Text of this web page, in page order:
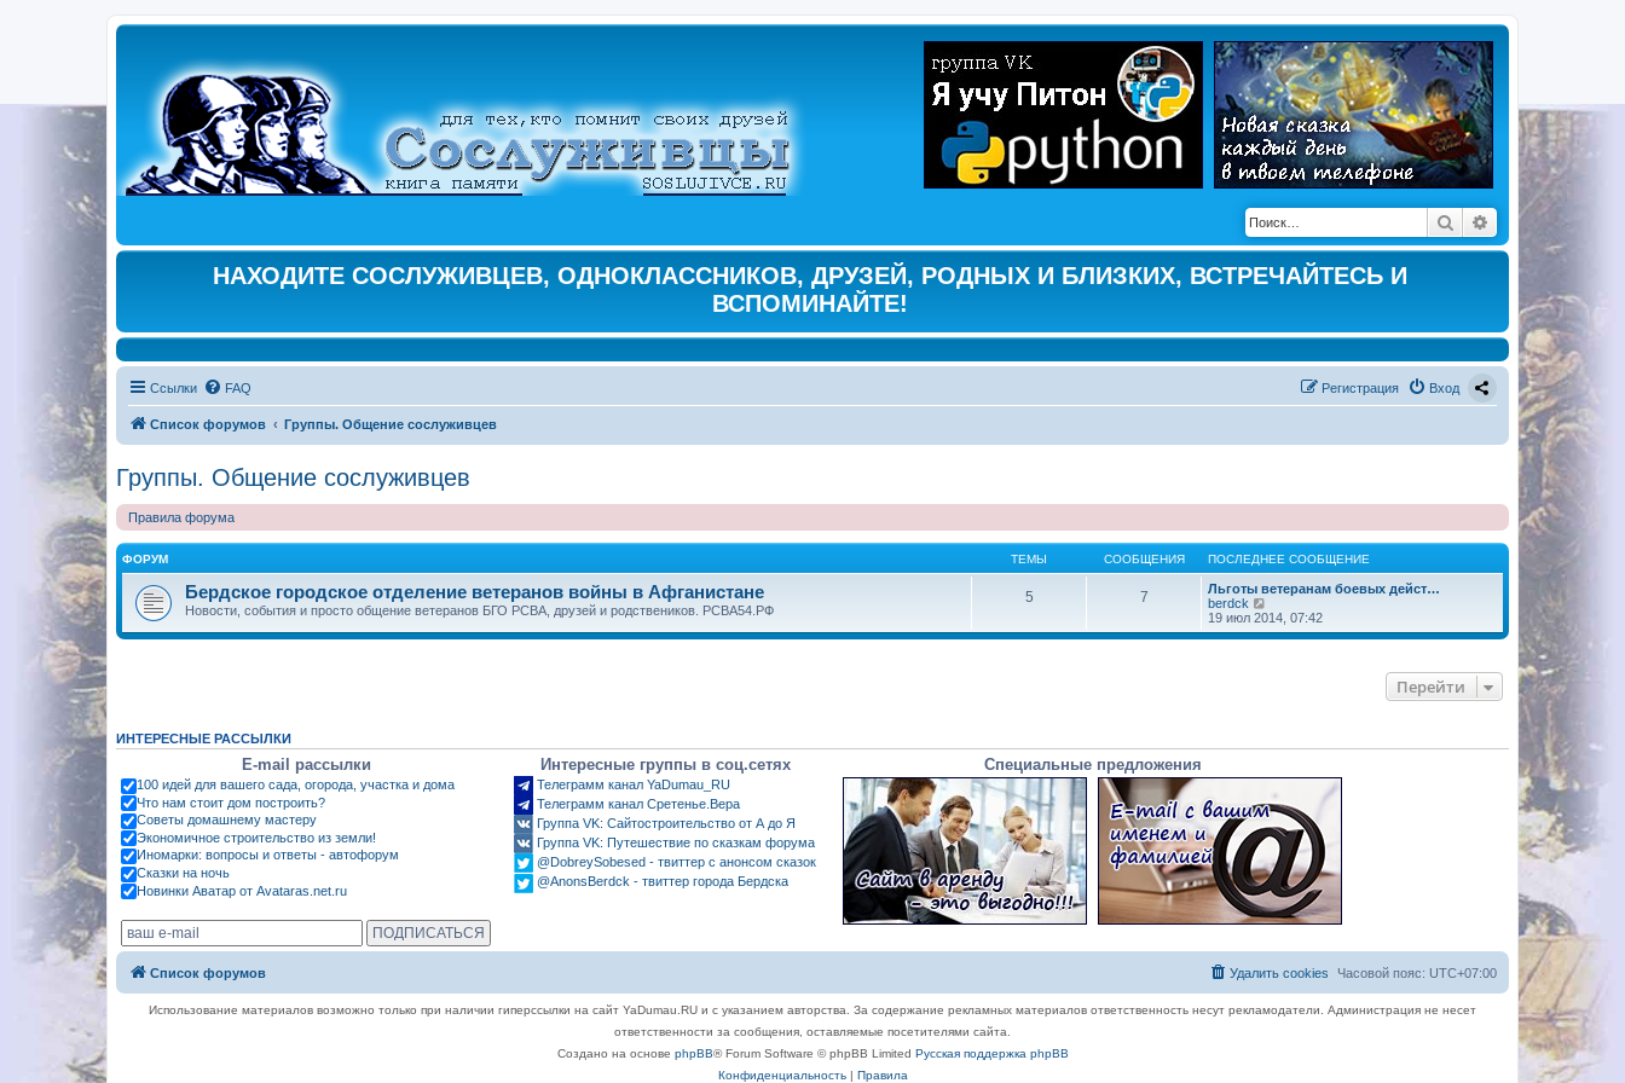
Поиск Расширенный
НАХОДИТЕ СОСЛУЖИВЦЕВ, ОДНОКЛАССНИКОВ, ДРУЗЕЙ, РОДНЫХ И БЛИЗКИХ, ВСТРЕЧАЙТЕСЬ И
ВСПОМИНАЙТЕ!
Ссылки FAQ Вход
Регистрация
Список форумов Группы. Общение сослуживцев
Группы. Общение сослуживцев
Правила форума
ФОРУМ ТЕМЫ СООБЩЕНИЯ ПОСЛЕДНЕЕ СООБЩЕНИЕ
Бердское городское отделение ветеранов войны в Афганистане
Новости, события и просто общение ветеранов БГО РСВА, друзей и родствеников. РСВА54.РФ
5 7
Льготы ветеранам боевых дейст…
berdck
е
р
с
е
н
е
м
с
о
о
б
щ
н
ю
19 июл 2014, 07:42
Перейти
ИНТЕРЕСНЫЕ РАССЫЛКИ
E-mail рассылки
100 идей для вашего сада, огорода, участка и дома
Что нам стоит дом построить?
Советы домашнему мастеру
Экономичное строительство из земли!
Иномарки: вопросы и ответы - автофорум
Сказки на ночь
Новинки Аватар от Avataras.net.ru
Интересные группы в соц.сетях
Телеграмм канал YaDumau_RU
Телеграмм канал Сретенье.Вера
Группа VK: Сайтостроительство от А до Я
Группа VK: Путешествие по сказкам форума
@DobreySobesed - твиттер с анонсом сказок
@AnonsBerdck - твиттер города Бердска
Специальные предложения
Список форумов Часовой пояс: UTC+07:00
Удалить cookies
Использование материалов возможно только при наличии гиперссылки на сайт YaDumau.RU и с указанием авторства. За содержание рекламных материалов ответственность несут рекламодатели. Администрация не несет
ответственности за сообщения, оставляемые посетителями сайта.
Создано на основе phpBB® Forum Software © phpBB Limited Русская поддержка phpBB
Конфиденциальность| Правила